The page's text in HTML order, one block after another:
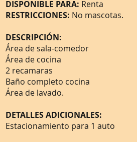
DISPONIBLE PARA: Renta
RESTRICCIONES: No mascotas.
DESCRIPCIÓN:
Área de sala-comedor
Área de cocina
2 recamaras
Baño completo cocina
Área de lavado.
DETALLES ADICIONALES:
Estacionamiento para 1 auto